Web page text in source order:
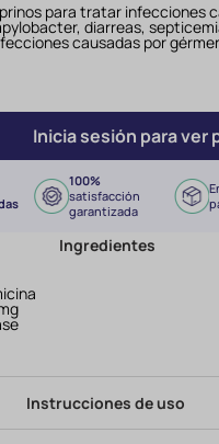
para tratar infecciones
diarreas,
causadas por
Inicia sesión para ver
100%
satisfacción
garantizada
Ingredientes
Instrucciones de uso